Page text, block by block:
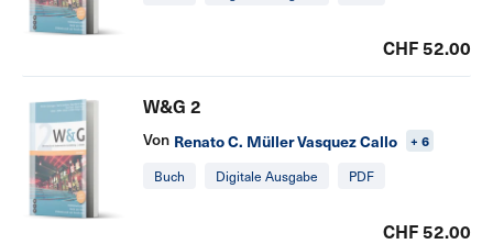
CHF 52.00
W&G 2
Von Renato C. Müller Vasquez Callo
+ 6
Buch
Digitale Ausgabe PDF
CHF 52.00